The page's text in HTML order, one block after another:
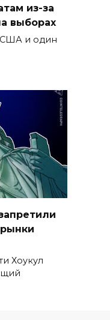
из-за
выборах
США и один
Хоукул